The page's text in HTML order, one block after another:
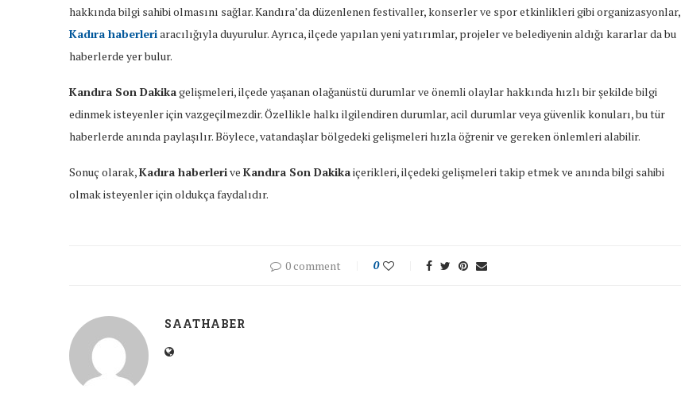
hakkında bilgi sahibi olmasını sağlar. Kandıra’da düzenlenen festivaller, konserler ve spor etkinlikleri gibi organizasyonlar,
Kadıra haberleriaracılığıyla duyurulur. Ayrıca, ilçede yapılan yeni yatırımlar, projeler ve belediyenin aldığı kararlar da bu
haberlerde yer bulur.
Kandıra Son Dakikagelişmeleri, ilçede yaşanan olağanüstü durumlar ve önemli olaylar hakkında hızlı bir şekilde bilgi
edinmek isteyenler için vazgeçilmezdir. Özellikle halkı ilgilendiren durumlar, acil durumlar veya güvenlik konuları, bu tür
haberlerde anında paylaşılır. Böylece, vatandaşlar bölgedeki gelişmeleri hızla öğrenir ve gereken önlemleri alabilir.
Sonuç olarak,Kadıra haberlerive Kandıra Son Dakikaiçerikleri, ilçedeki gelişmeleri takip etmek ve anında bilgi sahibi
olmak isteyenler için oldukça faydalıdır.
0 comment 0
SAATHABER